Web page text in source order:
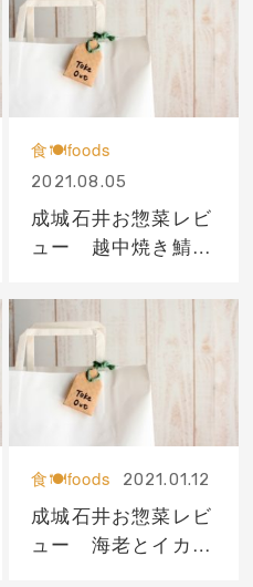
食🍽foods
2021.08.05
成城石井お惣菜レビ
ュー 越中焼き鯖寿
食🍽foods 2021.01.12
成城石井お惣菜レビ
ュー 海老とイカの